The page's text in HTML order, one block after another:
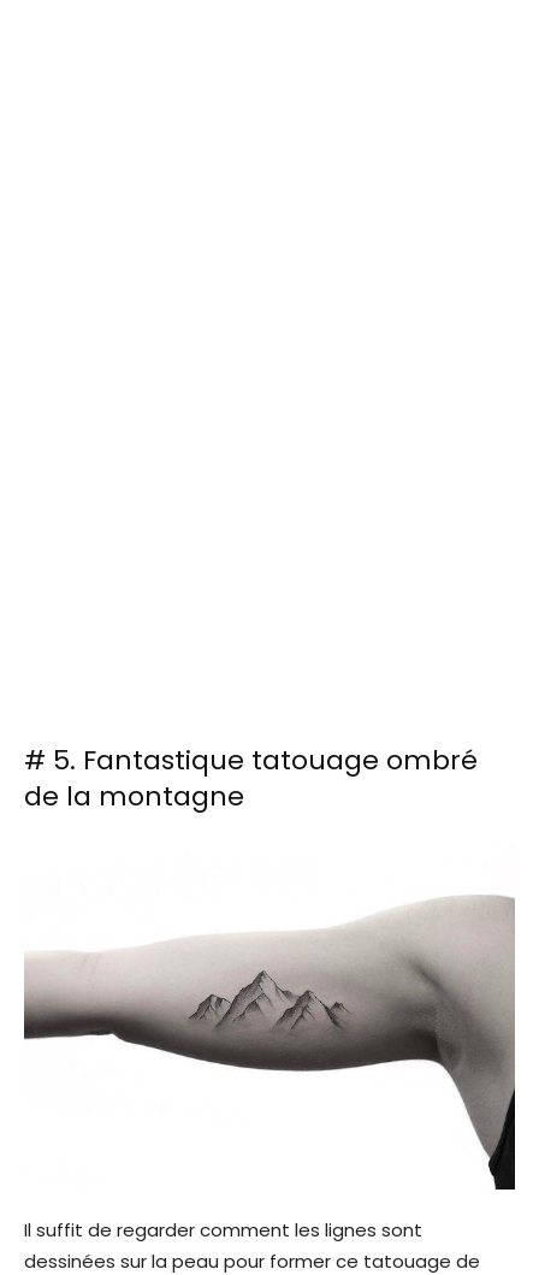
# 5. Fantastique tatouage ombré
de la montagne
Il suffit de regarder comment les lignes sont
dessinées sur la peau pour former ce tatouage de